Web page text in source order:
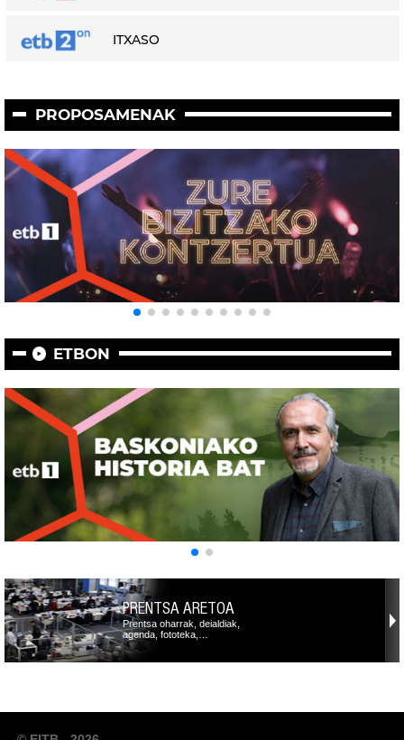
ITXASO
PROPOSAMENAK
ETBON
PRENTSA ARETOA
Prentsa oharrak, deialdiak,
agenda, fototeka,…